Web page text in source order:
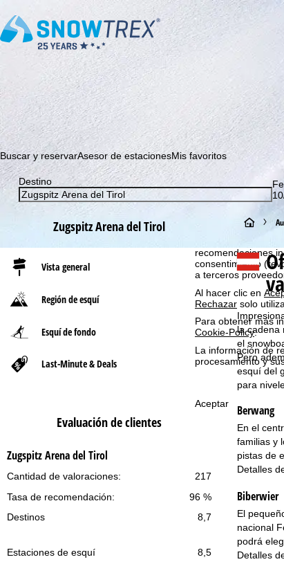
Aviso cookies
Con el fin de
GmbH, también
recomendaciones
consentimiento
a terceros
Al hacer clic en
Rechazar solo
Para obtener más
Cookie-Policy.
La información de
procesamiento y
Aceptar
¡Suscríbase a nuestro boletín y sea el primero en
Buscar y reservarAsesor de estacionesMis favoritos
Destino
Zugspitz Arena del Tirol
Vista general
Región de esquí
Esquí de fondo
Last-Minute & Deals
Evaluación de clientes
Zugspitz Arena del Tirol
217
Cantidad de valoraciones:
96 %
Tasa de recomendación:
Destinos
8,7
Estaciones de esquí 8,5
P
á
g
i
n
a
p
i
i
p
la cadena
el
Pero
esquí del
para
Berwang
En el
familias y
pistas de
Detalles
Biberwier
El
nacional
podrá
Detalles